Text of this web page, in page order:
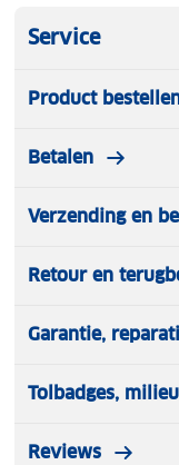
Service
Product
Betalen
Verzending en
Retour en
Garantie,
Tolbadges,
Reviews